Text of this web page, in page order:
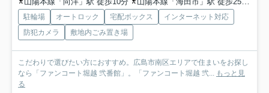
駐輪場 オートロック 宅配ボックス
インターネット対応
防犯カメラ
敷地内ごみ置き場
こだわりで選びたい方におすすめ。広島市南区エリアで住まいをお探し
なら「ファンコート堀越 弐番館」。「ファンコート堀越 弐... もっと見
る